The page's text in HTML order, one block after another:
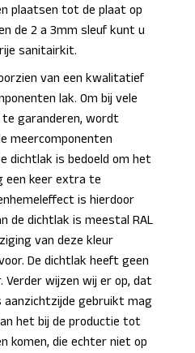
plaatsen tot de plaat op
de 2 a 3mm sleuf kunt u
sanitairkit.
van een kwalitatief
lak. Om bij vele
te garanderen, wordt
meercomponenten
dichtlak is bedoeld om het
een keer extra te
is hierdoor
de dichtlak is meestal RAL
van deze kleur
De dichtlak heeft geen
Verder wijzen wij er op, dat
gebruikt mag
het bij de productie tot
komen, die echter niet op